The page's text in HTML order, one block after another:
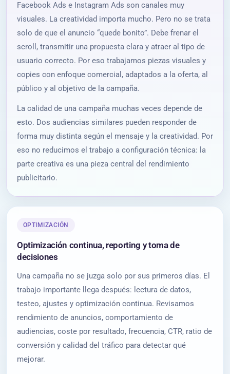
Facebook Ads e Instagram Ads son canales muy
visuales. La creatividad importa mucho. Pero no se trata
solo de que el anuncio “quede bonito”. Debe frenar el
scroll, transmitir una propuesta clara y atraer al tipo de
usuario correcto. Por eso trabajamos piezas visuales y
copies con enfoque comercial, adaptados a la oferta, al
público y al objetivo de la campaña.
La calidad de una campaña muchas veces depende de
esto. Dos audiencias similares pueden responder de
forma muy distinta según el mensaje y la creatividad. Por
eso no reducimos el trabajo a configuración técnica: la
parte creativa es una pieza central del rendimiento
publicitario.
OPTIMIZACIÓN
Optimización continua, reporting y toma de
decisiones
Una campaña no se juzga solo por sus primeros días. El
trabajo importante llega después: lectura de datos,
testeo, ajustes y optimización continua. Revisamos
rendimiento de anuncios, comportamiento de
audiencias, coste por resultado, frecuencia, CTR, ratio de
conversión y calidad del tráfico para detectar qué
mejorar.